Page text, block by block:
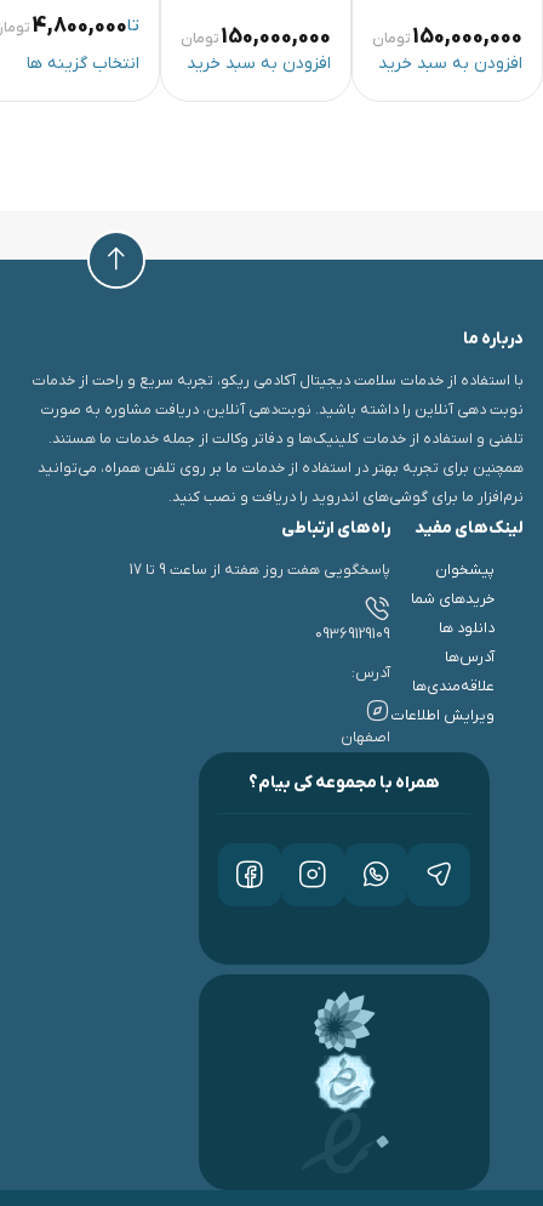
تومان
به سبد خرید
150,000,000تومان
افزودن به سبد خرید
4,800,000تومان
انتخاب گزینه ها
ما
استفاده از خدمات سلامت دیجیتال آکادمی ریکو، تجربه سریع و راحت از خدمات
دهی آنلاین را داشته باشید. نوبت‌دهی آنلاین، دریافت مشاوره به صورت
و استفاده از خدمات کلینیک‌ها و دفاتر وکالت از جمله خدمات ما هستند.
برای تجربه بهتر در استفاده از خدمات ما بر روی تلفن همراه، می‌توانید
ما برای گوشی‌های اندروید را دریافت و نصب کنید.
مفید
پیشخوان
خریدهای شما
دانلود ها
آدرس‌ها
علاقه‌مندی‌ها
ویرایش اطلاعات
راه‌های ارتباطی
پاسخگویی هفت روز هفته از ساعت 9 تا 17
09369129109
آدرس:
اصفهان
همراه با مجموعه کی بیام؟